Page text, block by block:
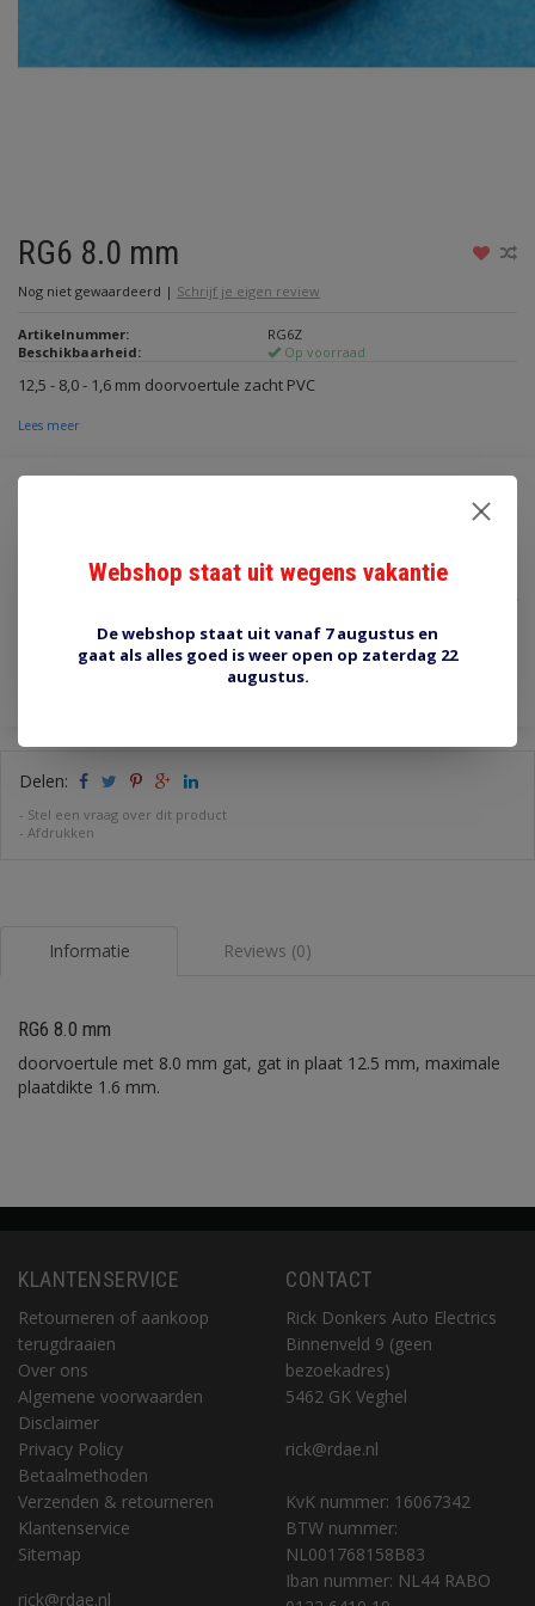
RG6 8.0 mm
Nog niet gewaardeerd | Schrijf je eigen review
Artikelnummer:
RG6Z
Beschikbaarheid:
Op voorraad
12,5 - 8,0 - 1,6 mm doorvoertule zacht PVC
Lees meer
Maak een keuze:
Toevoegen aan winkelwagen
Delen:
- Stel een vraag over dit product
- Afdrukken
Informatie Reviews (0)
RG6 8.0 mm
doorvoertule met 8.0 mm gat, gat in plaat 12.5 mm, maximale
plaatdikte 1.6 mm.
KLANTENSERVICE
Retourneren of aankoop
terugdraaien
Over ons
Algemene voorwaarden
Disclaimer
Privacy Policy
Betaalmethoden
Verzenden & retourneren
Klantenservice
Sitemap
rick@rdae.nl
CONTACT
Rick Donkers Auto Electrics
Binnenveld 9 (geen
bezoekadres)
5462 GK Veghel
rick@rdae.nl
KvK nummer: 16067342
BTW nummer:
NL001768158B83
Iban nummer: NL44 RABO
Webshop staat uit wegens vakantie
De webshop staat uit vanaf 7 augustus en
gaat als alles goed is weer open op zaterdag 22
augustus.